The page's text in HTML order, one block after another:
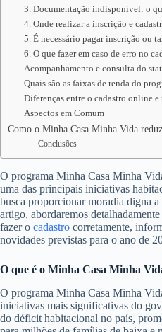
3. Documentação indisponível: o
4. Onde realizar a inscrição e
5. É necessário pagar inscrição ou
6. O que fazer em caso de erro no
Acompanhamento e consulta do
Quais são as faixas de renda do
Diferenças entre o cadastro online e
Aspectos em Comum
Como o Minha Casa Minha Vida
Conclusões
O programa Minha Casa Minha
uma das principais iniciativas
busca proporcionar moradia digna
artigo, abordaremos
fazer o cadastro corretamente,
novidades previstas para o ano de
O que é o Minha Casa Minha
O programa Minha Casa Minha
iniciativas mais significativas do
do déficit habitacional no país,